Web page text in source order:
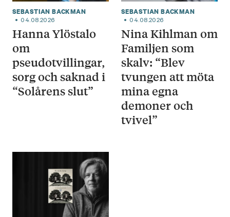
SEBASTIAN BACKMAN
04.08.2026
Hanna Ylöstalo
om
pseudotvillingar,
sorg och saknad i
“Solårens slut”
SEBASTIAN BACKMAN
04.08.2026
Nina Kihlman om
Familjen som
skalv: “Blev
tvungen att möta
mina egna
demoner och
tvivel”